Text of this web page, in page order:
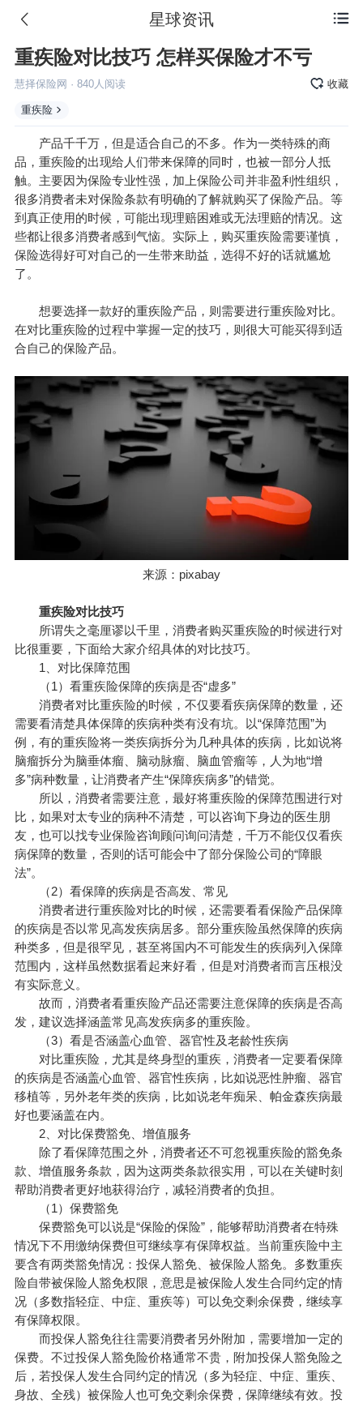
 星球资讯
重疾险对比技巧 怎样买保险才不亏
慧择保险网 · 840人阅读 收藏
重疾险
产品千千万，但是适合自己的不多。作为一类特殊的商
品，重疾险的出现给人们带来保障的同时，也被一部分人抵
触。主要因为保险专业性强，加上保险公司并非盈利性组织，
很多消费者未对保险条款有明确的了解就购买了保险产品。等
到真正使用的时候，可能出现理赔困难或无法理赔的情况。这
些都让很多消费者感到气恼。实际上，购买重疾险需要谨慎，
保险选得好可对自己的一生带来助益，选得不好的话就尴尬
了。
想要选择一款好的重疾险产品，则需要进行重疾险对比。
在对比重疾险的过程中掌握一定的技巧，则很大可能买得到适
合自己的保险产品。
来源：pixabay
重疾险对比技巧
所谓失之毫厘谬以千里，消费者购买重疾险的时候进行对
比很重要，下面给大家介绍具体的对比技巧。
1、对比保障范围
（1）看重疾险保障的疾病是否“虚多”
消费者对比重疾险的时候，不仅要看疾病保障的数量，还
需要看清楚具体保障的疾病种类有没有坑。以“保障范围”为
例，有的重疾险将一类疾病拆分为几种具体的疾病，比如说将
脑瘤拆分为脑垂体瘤、脑动脉瘤、脑血管瘤等，人为地“增
多”病种数量，让消费者产生“保障疾病多”的错觉。
所以，消费者需要注意，最好将重疾险的保障范围进行对
比，如果对太专业的病种不清楚，可以咨询下身边的医生朋
友，也可以找专业保险咨询顾问询问清楚，千万不能仅仅看疾
病保障的数量，否则的话可能会中了部分保险公司的“障眼
法”。
（2）看保障的疾病是否高发、常见
消费者进行重疾险对比的时候，还需要看看保险产品保障
的疾病是否以常见高发疾病居多。部分重疾险虽然保障的疾病
种类多，但是很罕见，甚至将国内不可能发生的疾病列入保障
范围内，这样虽然数据看起来好看，但是对消费者而言压根没
有实际意义。
故而，消费者看重疾险产品还需要注意保障的疾病是否高
发，建议选择涵盖常见高发疾病多的重疾险。
（3）看是否涵盖心血管、器官性及老龄性疾病
对比重疾险，尤其是终身型的重疾，消费者一定要看保障
的疾病是否涵盖心血管、器官性疾病，比如说恶性肿瘤、器官
移植等，另外老年类的疾病，比如说老年痴呆、帕金森疾病最
好也要涵盖在内。
2、对比保费豁免、增值服务
除了看保障范围之外，消费者还不可忽视重疾险的豁免条
款、增值服务条款，因为这两类条款很实用，可以在关键时刻
帮助消费者更好地获得治疗，减轻消费者的负担。
（1）保费豁免
保费豁免可以说是“保险的保险”，能够帮助消费者在特殊
情况下不用缴纳保费但可继续享有保障权益。当前重疾险中主
要含有两类豁免情况：投保人豁免、被保险人豁免。多数重疾
险自带被保险人豁免权限，意思是被保险人发生合同约定的情
况（多数指轻症、中症、重疾等）可以免交剩余保费，继续享
有保障权限。
而投保人豁免往往需要消费者另外附加，需要增加一定的
保费。不过投保人豁免险价格通常不贵，附加投保人豁免险之
后，若投保人发生合同约定的情况（多为轻症、中症、重疾、
身故、全残）被保险人也可免交剩余保费，保障继续有效。投